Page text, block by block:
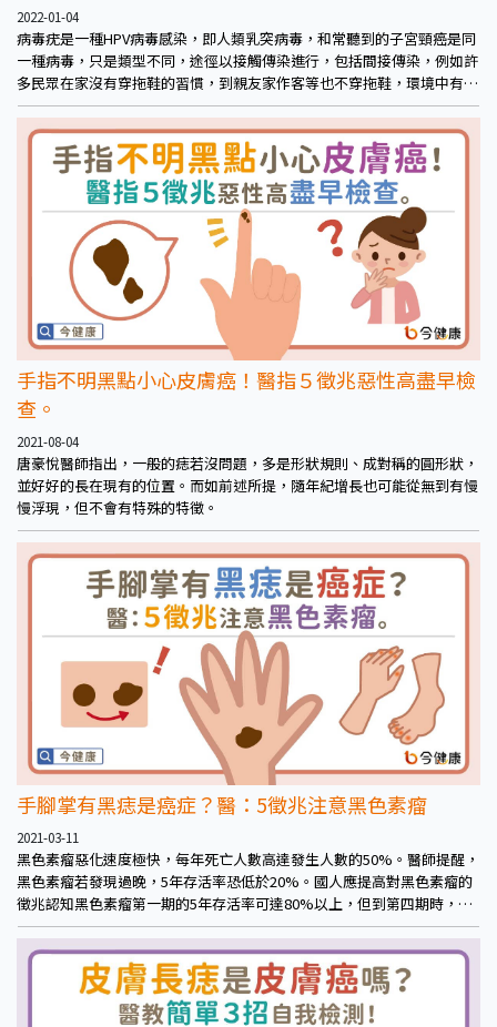
2022-01-04
病毒疣是一種HPV病毒感染，即人類乳突病毒，和常聽到的子宮頸癌是同
一種病毒，只是類型不同，途徑以接觸傳染進行，包括間接傳染，例如許
多民眾在家沒有穿拖鞋的習慣，到親友家作客等也不穿拖鞋，環境中有病
毒就有可能受到感染。另外像是夏季去游泳池、冬季泡溫泉等，這些赤腳
的公共場所，自然也是存在一定程度的風險，提醒民眾日常應保持穿拖
鞋、室內拖等習慣，以利作可控的防範。
手指不明黑點小心皮膚癌！醫指５徵兆惡性高盡早檢
查。
2021-08-04
唐豪悅醫師指出，一般的痣若沒問題，多是形狀規則、成對稱的圓形狀，
並好好的長在現有的位置。而如前述所提，隨年紀增長也可能從無到有慢
慢浮現，但不會有特殊的特徵。
手腳掌有黑痣是癌症？醫：5徵兆注意黑色素瘤
2021-03-11
黑色素瘤惡化速度極快，每年死亡人數高達發生人數的50%。醫師提醒，
黑色素瘤若發現過晚，5年存活率恐低於20%。國人應提高對黑色素瘤的
徵兆認知黑色素瘤第一期的5年存活率可達80%以上，但到第四期時，生
存率降到只剩10%。再加上癌細胞會沿著淋巴管轉移到其他部位，會建議
進行「前哨淋巴結」檢查。若已有局部淋巴結或遠端轉移，就需搭配標
靶、免疫治療降低復發率。